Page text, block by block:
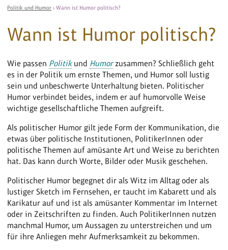
Politik und Humor ›Wann ist Humor politisch?
Wann ist Humor politisch?
Wie passen Politikund Humorzusammen? Schließlich geht
es in der Politik um ernste Themen, und Humor soll lustig
sein und unbeschwerte Unterhaltung bieten. Politischer
Humor verbindet beides, indem er auf humorvolle Weise
wichtige gesellschaftliche Themen aufgreift.
Als politischer Humor gilt jede Form der Kommunikation, die
etwas über politische Institutionen, PolitikerInnen oder
politische Themen auf amüsante Art und Weise zu berichten
hat. Das kann durch Worte, Bilder oder Musik geschehen.
Politischer Humor begegnet dir als Witz im Alltag oder als
lustiger Sketch im Fernsehen, er taucht im Kabarett und als
Karikatur auf und ist als amüsanter Kommentar im Internet
oder in Zeitschriften zu finden. Auch PolitikerInnen nutzen
manchmal Humor, um Aussagen zu unterstreichen und um
für ihre Anliegen mehr Aufmerksamkeit zu bekommen.